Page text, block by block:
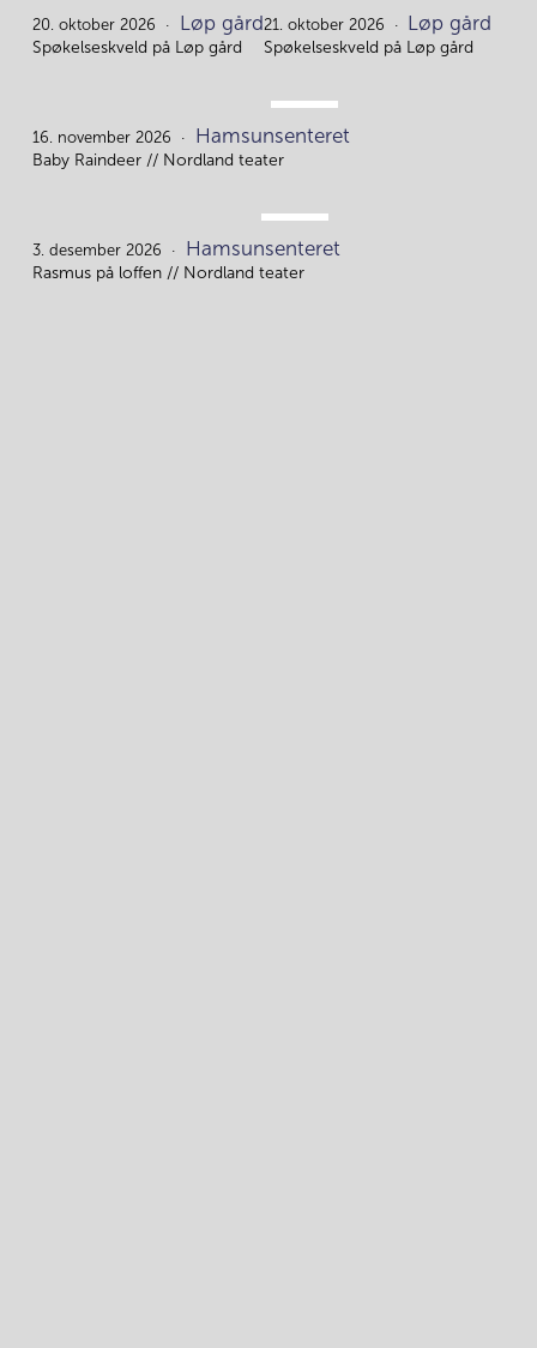
20.
20. oktober 2026 Løp gård
Spøkelseskveld på Løp gård
21.
21. oktober 2026 Løp gård
Spøkelseskveld på Løp gård
16.
16. november 2026 Hamsunsenteret
Baby Raindeer // Nordland teater
3.
3. desember 2026 Hamsunsenteret
Rasmus på loffen // Nordland teater